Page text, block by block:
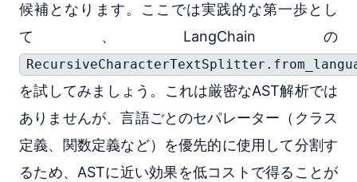
候補となります。ここでは実践的な第一歩とし
て、LangChainの
を試してみましょう。これは厳密なAST解析では
ありませんが、言語ごとのセパレーター（クラス
定義、関数定義など）を優先的に使用して分割す
るため、ASTに近い効果を低コストで得ることが